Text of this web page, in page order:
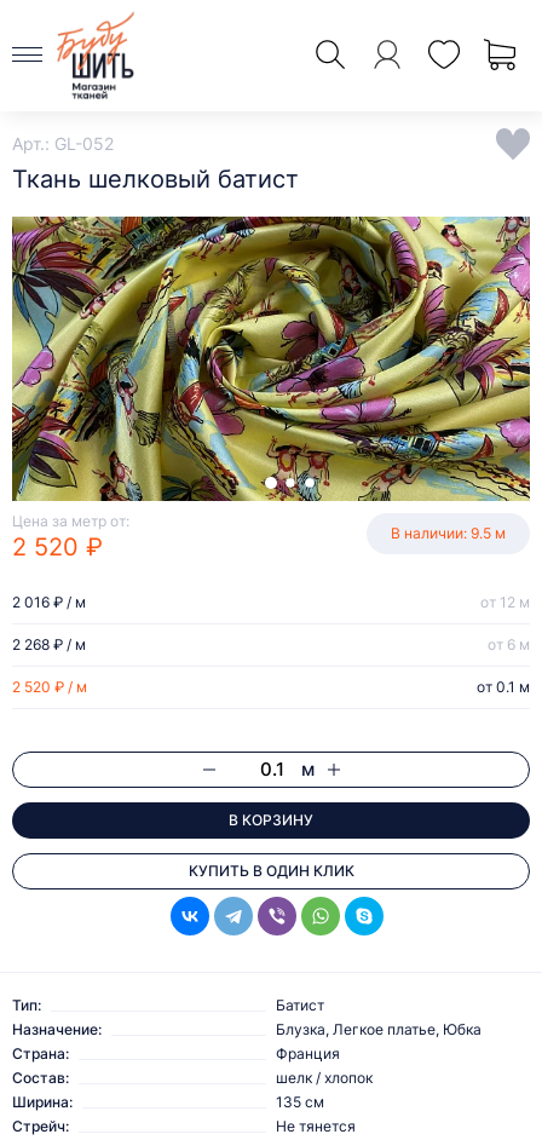
Арт.: GL-052
Ткань шелковый батист
Цена за метр от:
2 520 ₽ В наличии: 9.5 м
2 520 ₽ / м от 0.1 м
2 268 ₽ / м от 6 м
2 016 ₽ / м от 12 м
м
В КОРЗИНУ
КУПИТЬ В ОДИН КЛИК
Тип:
Батист
Назначение:
Блузка, Легкое платье, Юбка
Страна:
Франция
Состав:
шелк / хлопок
Ширина:
135 см
Стрейч:
Не тянется